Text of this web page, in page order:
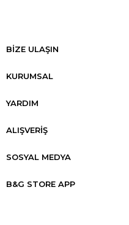
BİZE ULAŞIN
KURUMSAL
YARDIM
ALIŞVERİŞ
SOSYAL MEDYA
B&G STORE APP